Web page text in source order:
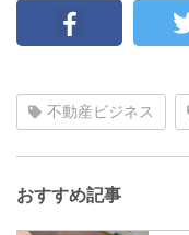
不動産ビジネス
おすすめ記事